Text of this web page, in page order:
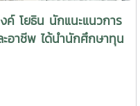
ค์ โยธิน นักแนะแนวการ
อาชีพ ได้นำนักศึกษาทุน